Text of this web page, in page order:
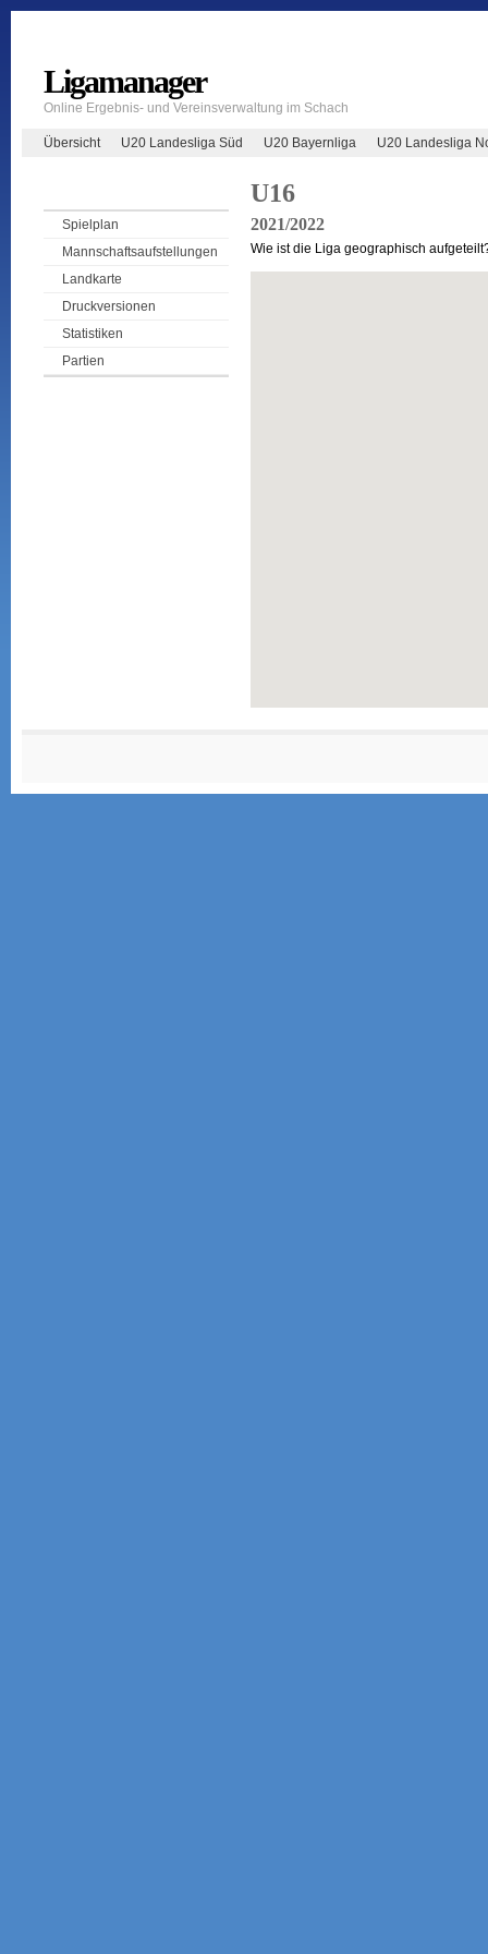
Ligamanager
Online Ergebnis- und Vereinsverwaltung im Schach
Übersicht U20 Landesliga Süd U20 Bayernliga U20 Landesliga
Spielplan
Mannschaftsaufstellungen
Landkarte
Druckversionen
Statistiken
Partien
U16
2021/2022
Wie ist die Liga geographisch